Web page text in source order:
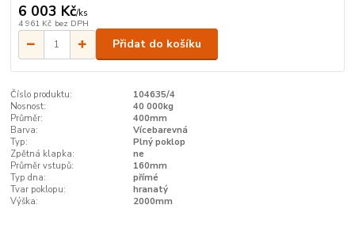
6 003 Kč/ks
4 961 Kč bez DPH
Přidat do košíku
Číslo produktu:
104635/4
Nosnost:
40 000kg
Průměr:
400mm
Barva:
Vícebarevná
Typ:
Plný poklop
Zpětná klapka:
ne
Průměr vstupů:
160mm
Typ dna:
přímé
Tvar poklopu:
hranatý
Výška:
2000mm